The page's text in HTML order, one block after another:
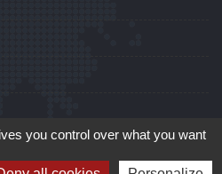
you control over what you want